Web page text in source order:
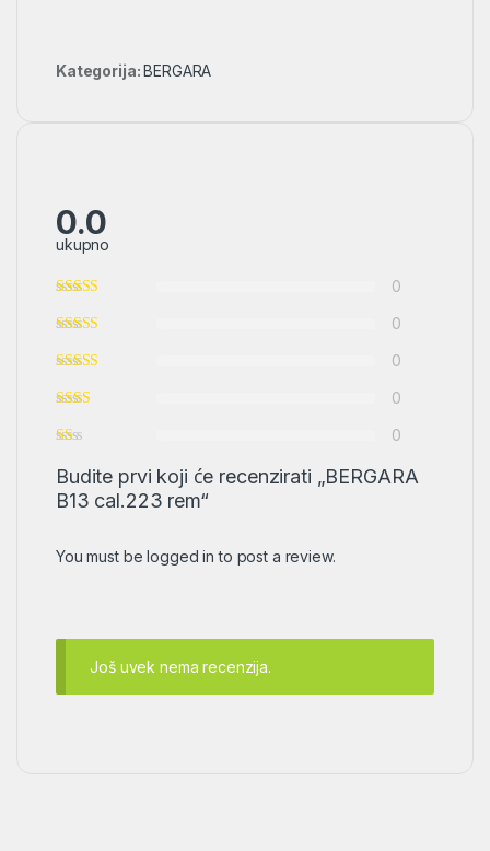
Kategorija:BERGARA
0.0
ukupno
0
0
0
0
0
Budite prvi koji će recenzirati „BERGARA
B13 cal.223 rem“
You must belogged in to post a review.
Još uvek nema recenzija.